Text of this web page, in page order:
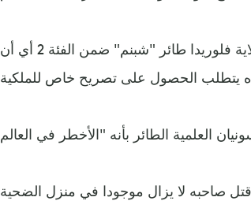
وتصنف لجنة حماية الأسماك والحياة البرية في ولاية فلوريدا طائر "شبنم" ضمن الفئة 2 أي أن